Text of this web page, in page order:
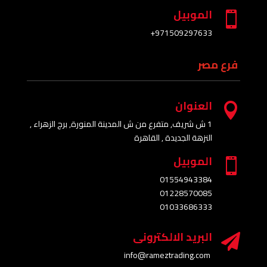
 الموبيل
971509297633
+
فرع مصر
 العنوان
1 ش شريف, متفرع من ش المدينة المنورة, برج الزهراء ,
النزهة الجديدة , القاهرة
 الموبيل
01554943384
01228570085
01033686333
 البريد الالكترونى
info@rameztrading.com